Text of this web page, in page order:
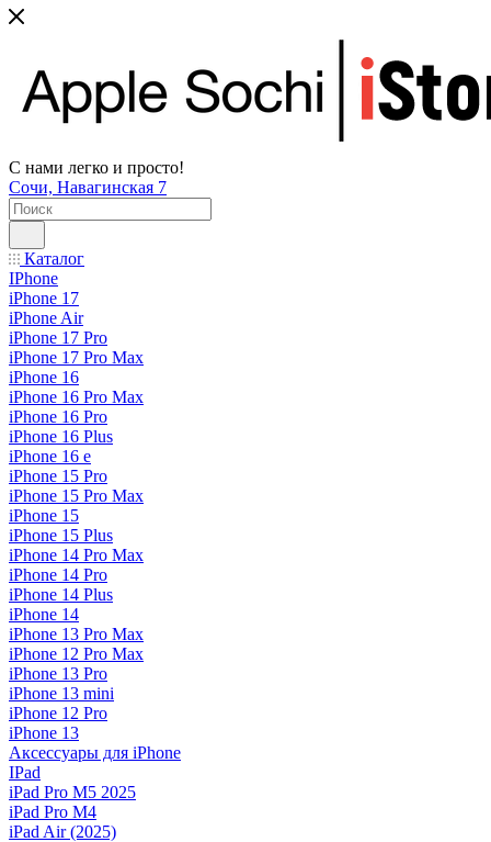
С нами легко и просто!
Сочи, Навагинская 7
Каталог
IPhone
iPhone 17
iPhone Air
iPhone 17 Pro
iPhone 17 Pro Max
iPhone 16
iPhone 16 Pro Max
iPhone 16 Pro
iPhone 16 Plus
iPhone 16 e
iPhone 15 Pro
iPhone 15 Pro Max
iPhone 15
iPhone 15 Plus
iPhone 14 Pro Max
iPhone 14 Pro
iPhone 14 Plus
iPhone 14
iPhone 13 Pro Max
iPhone 12 Pro Max
iPhone 13 Pro
iPhone 13 mini
iPhone 12 Pro
iPhone 13
Аксессуары для iPhone
IPad
iPad Pro M5 2025
iPad Pro M4
iPad Air (2025)